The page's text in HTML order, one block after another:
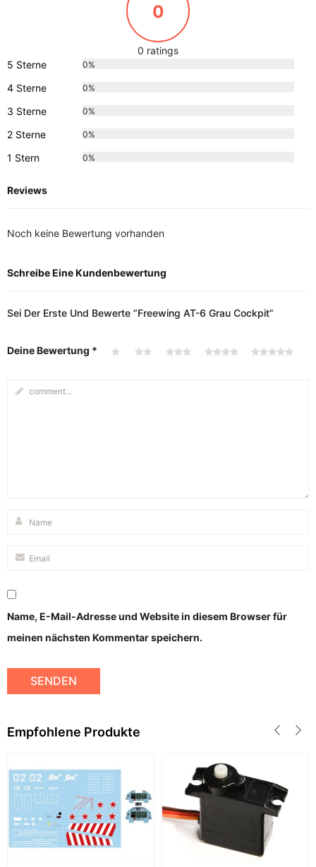
0
0 ratings
5 Sterne
0%
4 Sterne 0%
3 Sterne 0%
2 Sterne 0%
1 Stern 0%
Reviews
Noch keine Bewertung vorhanden
Schreibe Eine Kundenbewertung
Sei Der Erste Und Bewerte “Freewing AT-6 Grau Cockpit”
Deine Bewertung *
Name, E-Mail-Adresse und Website in diesem Browser für
meinen nächsten Kommentar speichern.
Empfohlene Produkte